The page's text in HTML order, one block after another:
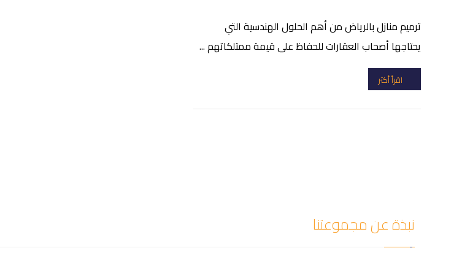
ترميم منازل بالرياض من أهم الحلول الهندسية التي
يحتاجها أصحاب العقارات للحفاظ على قيمة ممتلكاتهم ...
اقرأ أكثر
نبذة عن مجموعتنا